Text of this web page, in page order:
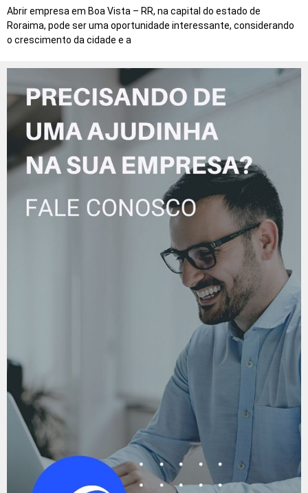
Abrir empresa em Boa Vista – RR, na capital do estado de
Roraima, pode ser uma oportunidade interessante, considerando
o crescimento da cidade e a